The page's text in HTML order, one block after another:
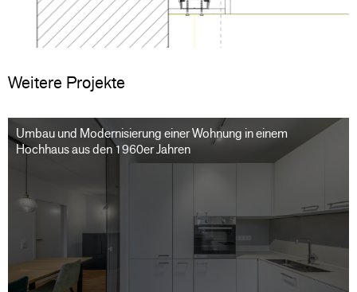
Weitere Projekte
Umbau und Modernisierung einer Wohnung in einem
Hochhaus aus den 1960er Jahren